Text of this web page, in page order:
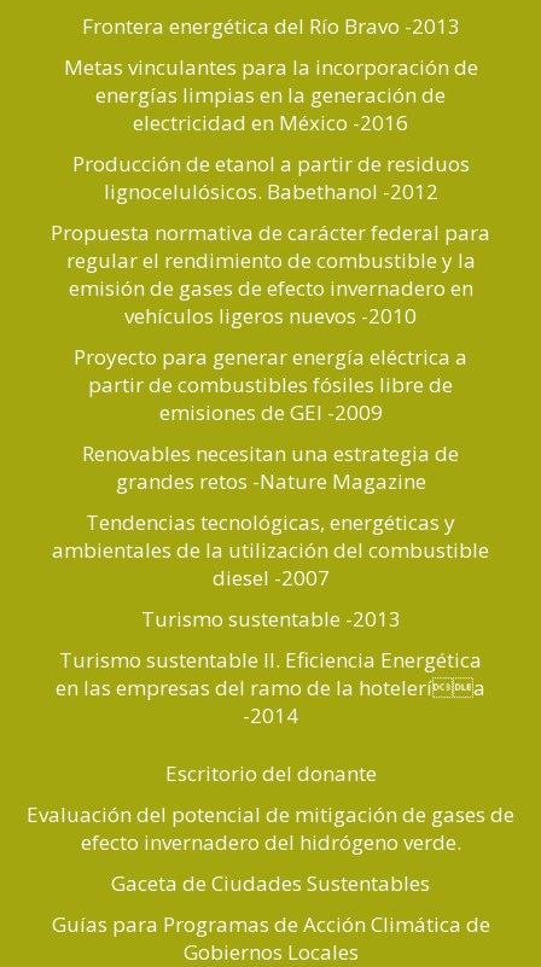
Frontera energética del Río Bravo -2013
Metas vinculantes para la incorporación de
energías limpias en la generación de
electricidad en México -2016
Producción de etanol a partir de residuos
lignocelulósicos. Babethanol -2012
Propuesta normativa de carácter federal para
regular el rendimiento de combustible y la
emisión de gases de efecto invernadero en
vehículos ligeros nuevos -2010
Proyecto para generar energía eléctrica a
partir de combustibles fósiles libre de
emisiones de GEI -2009
Renovables necesitan una estrategia de
grandes retos -Nature Magazine
Tendencias tecnológicas, energéticas y
ambientales de la utilización del combustible
diesel -2007
Turismo sustentable -2013
Turismo sustentable II. Eficiencia Energética
en las empresas del ramo de la hotelería
-2014
Escritorio del donante
Evaluación del potencial de mitigación de gases de
efecto invernadero del hidrógeno verde.
Gaceta de Ciudades Sustentables
Guías para Programas de Acción Climática de
Gobiernos Locales